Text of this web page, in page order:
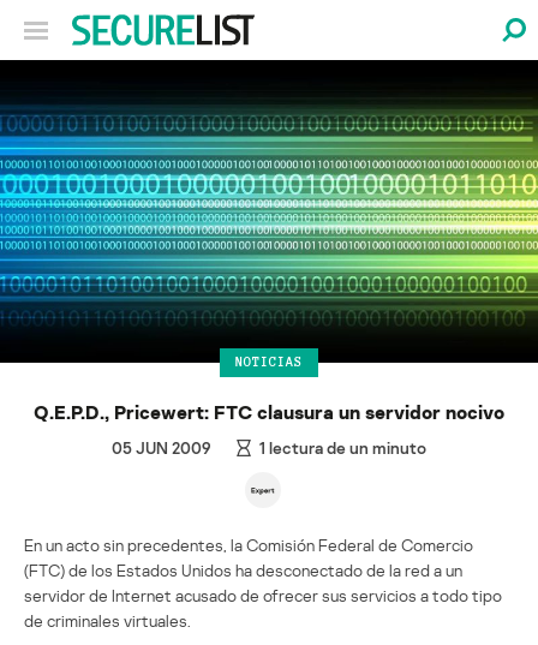
NOTICIAS
Q.E.P.D., Pricewert: FTC clausura un servidor nocivo
05 JUN 2009 1 lectura de un minuto
En un acto sin precedentes, la Comisión Federal de Comercio
(FTC) de los Estados Unidos ha desconectado de la red a un
servidor de Internet acusado de ofrecer sus servicios a todo tipo
de criminales virtuales.